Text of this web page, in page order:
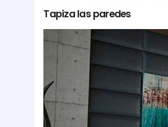
Tapiza las paredes